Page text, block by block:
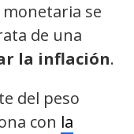
se
de una
la inflación.
del peso
con la